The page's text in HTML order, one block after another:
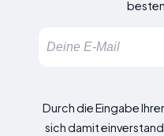
Durch die Eingabe
sich damit